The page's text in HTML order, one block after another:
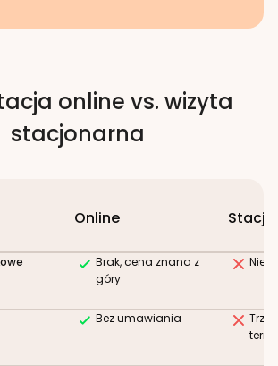
online vs. wizyta
stacjonarna
Online
Brak, cena znana z
góry
Bez umawiania